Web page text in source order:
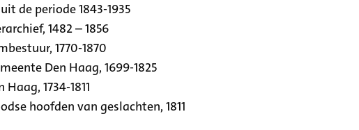
de periode 1843-1935
1482 – 1856
1770-1870
Den Haag, 1699-1825
1734-1811
hoofden van geslachten, 1811